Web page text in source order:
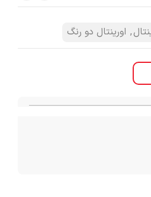
, اورینتال دو رنگ